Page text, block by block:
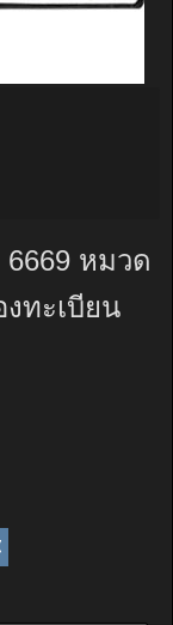
6669 หมวด
ทะเบียน